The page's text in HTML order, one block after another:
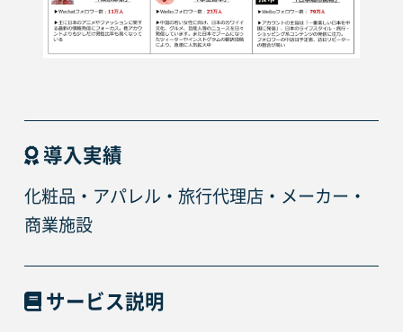
導入実績
化粧品・アパレル・旅行代理店・メーカー・
商業施設
サービス説明